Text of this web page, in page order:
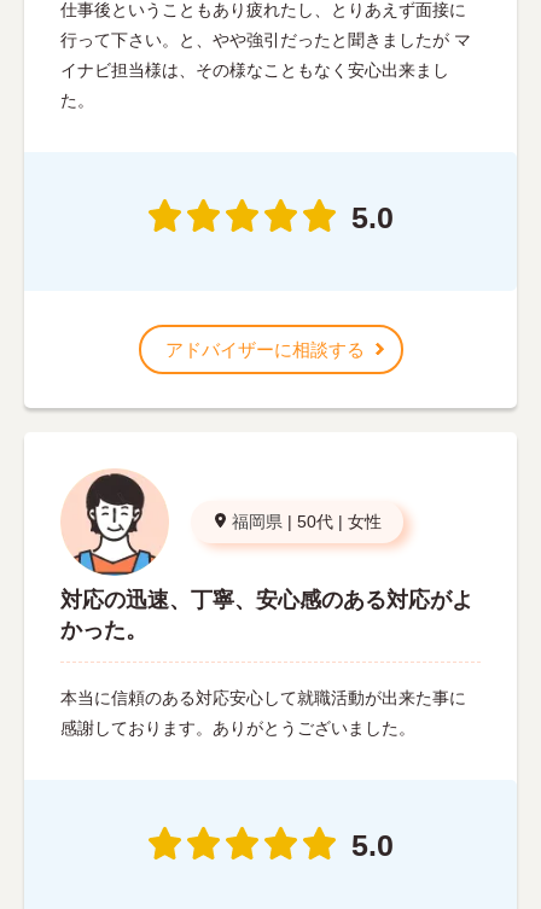
仕事後ということもあり疲れたし、とりあえず面接に
行って下さい。と、やや強引だったと聞きましたが マ
イナビ担当様は、その様なこともなく安心出来まし
た。
5.0
アドバイザーに相談する
福岡県 | 50代 | 女性
対応の迅速、丁寧、安心感のある対応がよ
かった。
本当に信頼のある対応安心して就職活動が出来た事に
感謝しております。ありがとうございました。
5.0